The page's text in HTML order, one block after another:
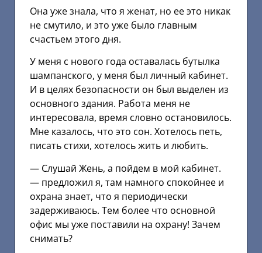
Она уже знала, что я женат, но ее это никак
не смутило, и это уже было главным
счастьем этого дня.
У меня с нового года оставалась бутылка
шампанского, у меня был личный кабинет.
И в целях безопасности он был выделен из
основного здания. Работа меня не
интересовала, время словно остановилось.
Мне казалось, что это сон. Хотелось петь,
писать стихи, хотелось жить и любить.
— Слушай Жень, а пойдем в мой кабинет.
— предложил я, там намного спокойнее и
охрана знает, что я периодически
задерживаюсь. Тем более что основной
офис мы уже поставили на охрану! Зачем
снимать?